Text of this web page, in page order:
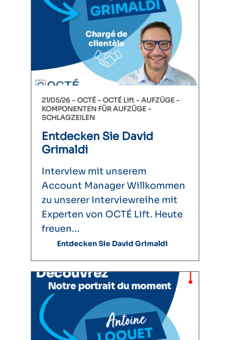
21/05/26 -OCTÉ OCTÉ Lift
AUFZÜGE
KOMPONENTEN FÜR AUFZÜGE
SCHLAGZEILEN
Entdecken Sie David
Grimaldi
Interview mit unserem
Account Manager Willkommen
zu unserer Interviewreihe mit
Experten von OCTÉ Lift. Heute
freuen...
Entdecken Sie David Grimaldi